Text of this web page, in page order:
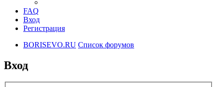
FAQ
Вход
Регистрация
BORISEVO.RU Список форумов
Вход